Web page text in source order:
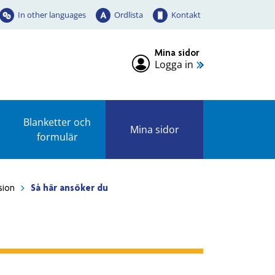
In other languages Ordlista Kontakt
Mina sidor
Logga in
Blanketter och
formulär
Mina sidor
Så här ansöker du